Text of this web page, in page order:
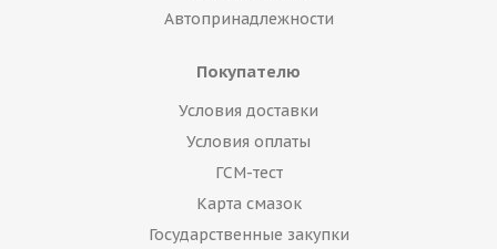
Автопринадлежности
Покупателю
Условия доставки
Условия оплаты
ГСМ-тест
Карта смазок
Государственные закупки